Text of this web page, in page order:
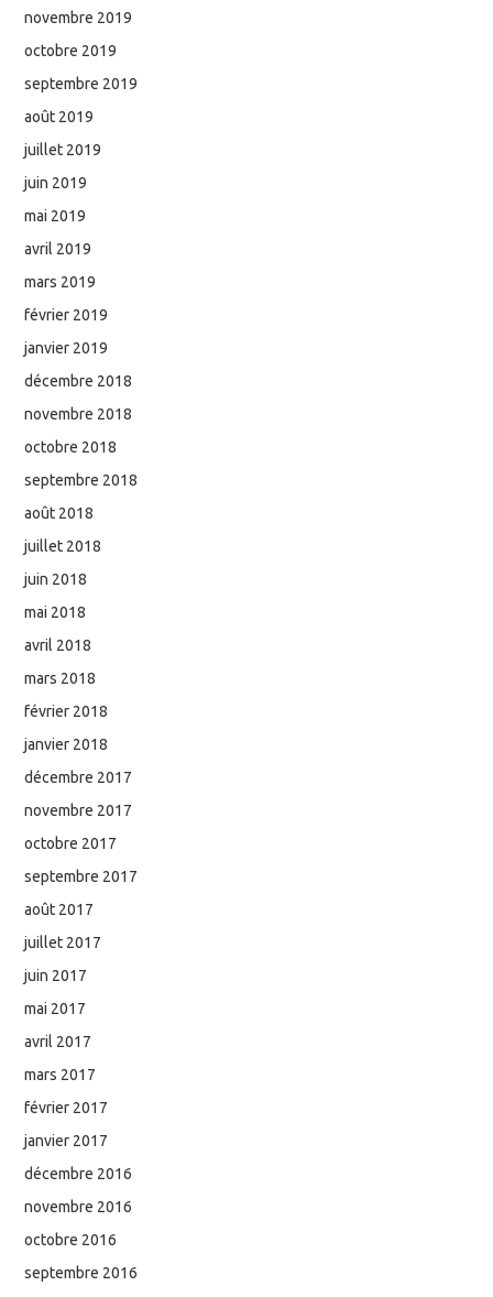
novembre 2019
octobre 2019
septembre 2019
août 2019
juillet 2019
juin 2019
mai 2019
avril 2019
mars 2019
février 2019
janvier 2019
décembre 2018
novembre 2018
octobre 2018
septembre 2018
août 2018
juillet 2018
juin 2018
mai 2018
avril 2018
mars 2018
février 2018
janvier 2018
décembre 2017
novembre 2017
octobre 2017
septembre 2017
août 2017
juillet 2017
juin 2017
mai 2017
avril 2017
mars 2017
février 2017
janvier 2017
décembre 2016
novembre 2016
octobre 2016
septembre 2016